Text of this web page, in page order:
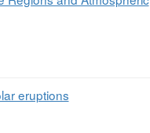
eruptions